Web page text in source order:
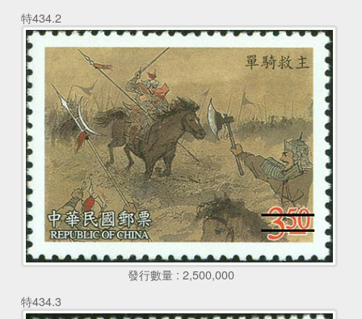
特434.2
發行數量 : 2,500,000
特434.3